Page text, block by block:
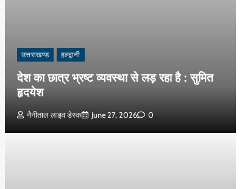
उत्तराखण्ड हल्द्वानी
देश का छात्र भ्रष्ट व्यवस्था से लड़ रहा है : सुमित
हृदयेश
नैनीताल लाइव डेस्क June 27, 2026 0